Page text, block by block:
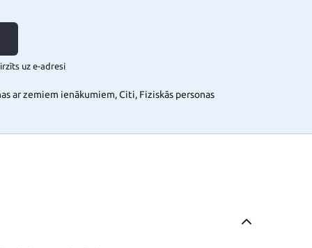
uz e-adresi
ar zemiem ienākumiem, Citi, Fiziskās personas